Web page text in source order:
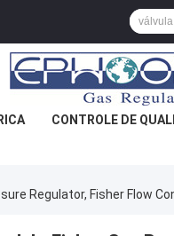
CONTROLE DE
Regulator, Fisher Flow